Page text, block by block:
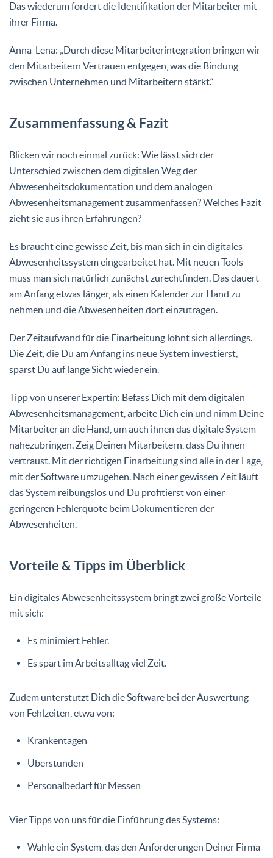
Das wiederum fördert die Identifikation der Mitarbeiter mit
ihrer Firma.
Anna-Lena: „Durch diese Mitarbeiterintegration bringen wir
den Mitarbeitern Vertrauen entgegen, was die Bindung
zwischen Unternehmen und Mitarbeitern stärkt.“
Zusammenfassung & Fazit
Blicken wir noch einmal zurück: Wie lässt sich der
Unterschied zwischen dem digitalen Weg der
Abwesenheitsdokumentation und dem analogen
Abwesenheitsmanagement zusammenfassen? Welches Fazit
zieht sie aus ihren Erfahrungen?
Es braucht eine gewisse Zeit, bis man sich in ein digitales
Abwesenheitssystem eingearbeitet hat. Mit neuen Tools
muss man sich natürlich zunächst zurechtfinden. Das dauert
am Anfang etwas länger, als einen Kalender zur Hand zu
nehmen und die Abwesenheiten dort einzutragen.
Der Zeitaufwand für die Einarbeitung lohnt sich allerdings.
Die Zeit, die Du am Anfang ins neue System investierst,
sparst Du auf lange Sicht wieder ein.
Tipp von unserer Expertin: Befass Dich mit dem digitalen
Abwesenheitsmanagement, arbeite Dich ein und nimm Deine
Mitarbeiter an die Hand, um auch ihnen das digitale System
nahezubringen. Zeig Deinen Mitarbeitern, dass Du ihnen
vertraust. Mit der richtigen Einarbeitung sind alle in der Lage,
mit der Software umzugehen. Nach einer gewissen Zeit läuft
das System reibungslos und Du profitierst von einer
geringeren Fehlerquote beim Dokumentieren der
Abwesenheiten.
Vorteile & Tipps im Überblick
Ein digitales Abwesenheitssystem bringt zwei große Vorteile
mit sich:
Es minimiert Fehler.
Es spart im Arbeitsalltag viel Zeit.
Zudem unterstützt Dich die Software bei der Auswertung
von Fehlzeiten, etwa von:
Krankentagen
Überstunden
Personalbedarf für Messen
Vier Tipps von uns für die Einführung des Systems:
Wähle ein System, das den Anforderungen Deiner Firma